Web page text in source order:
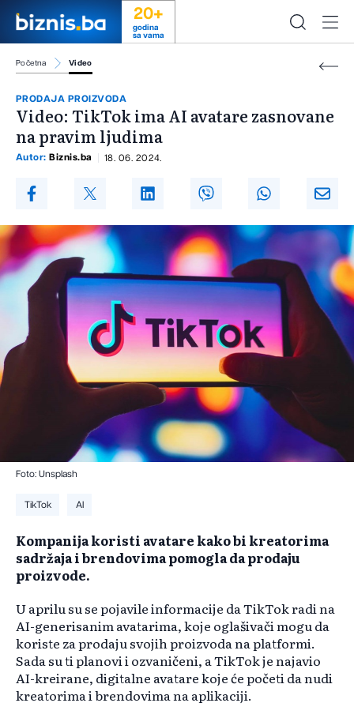
20+
godina
sa vama
Početna Video
PRODAJA PROIZVODA
Video: TikTok ima AI avatare zasnovane
na pravim ljudima
Autor: Biznis.ba 18. 06. 2024.
Foto: Unsplash
TikTok AI
Kompanija koristi avatare kako bi kreatorima
sadržaja i brendovima pomogla da prodaju
proizvode.
U aprilu su se pojavile informacije da TikTok radi na
AI-generisanim avatarima, koje oglašivači mogu da
koriste za prodaju svojih proizvoda na platformi.
Sada su ti planovi i ozvaničeni, a TikTok je najavio
AI-kreirane, digitalne avatare koje će početi da nudi
kreatorima i brendovima na aplikaciji.